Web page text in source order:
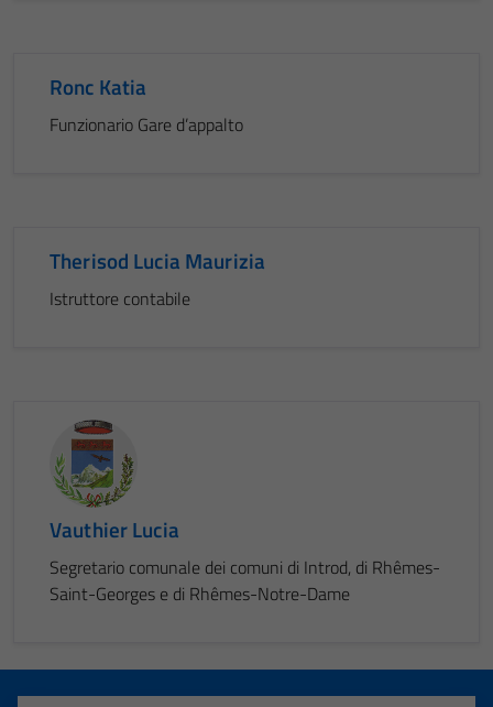
Ronc Katia
Funzionario Gare d’appalto
Therisod Lucia Maurizia
Istruttore contabile
Vauthier Lucia
Segretario comunale dei comuni di Introd, di Rhêmes-
Saint-Georges e di Rhêmes-Notre-Dame